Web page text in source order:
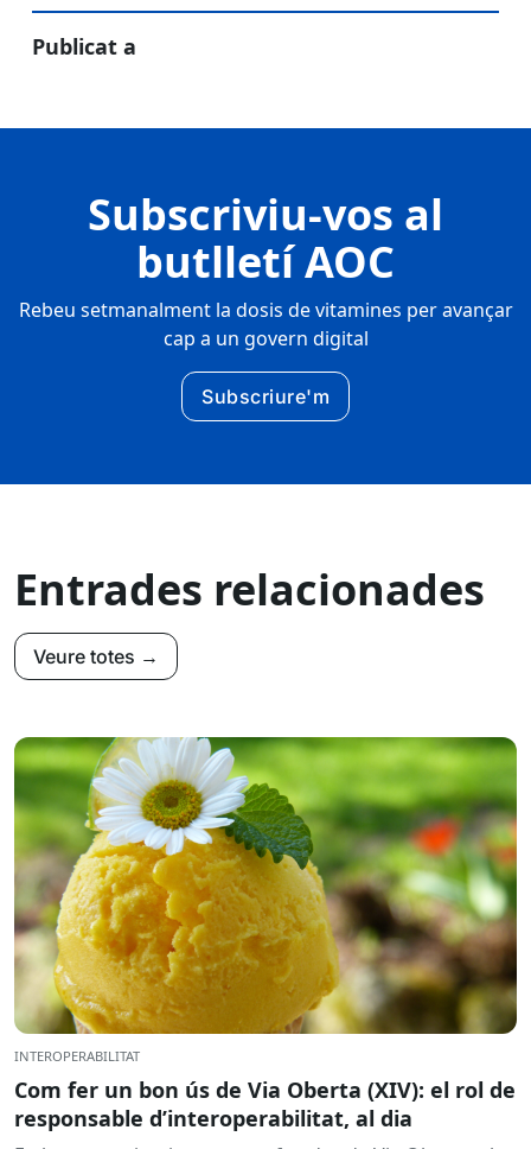
Publicat a
Subscriviu-vos al
butlletí AOC
Rebeu setmanalment la dosis de vitamines per avançar
cap a un govern digital
Subscriure'm
Entrades relacionades
Veure totes →
INTEROPERABILITAT
Com fer un bon ús de Via Oberta (XIV): el rol de
responsable d’interoperabilitat, al dia